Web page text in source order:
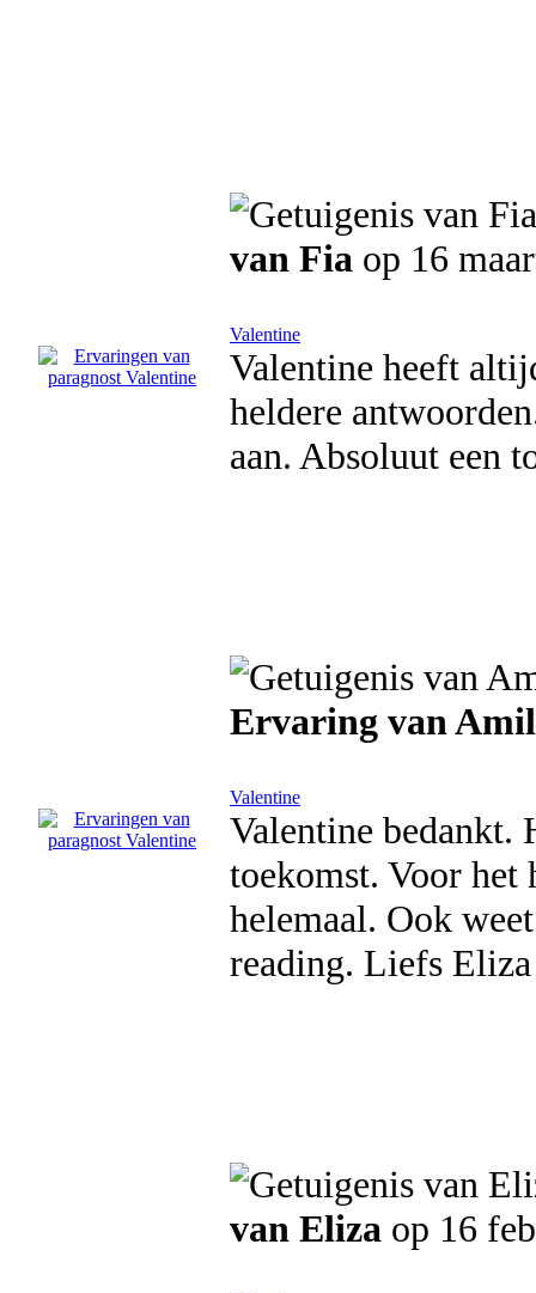
van Fia op 16
Valentine
Valentine heeft
heldere
aan. Absoluut een
Ervaring van
Valentine
Valentine bedankt.
toekomst. Voor het
helemaal. Ook
reading. Liefs
van Eliza op 16